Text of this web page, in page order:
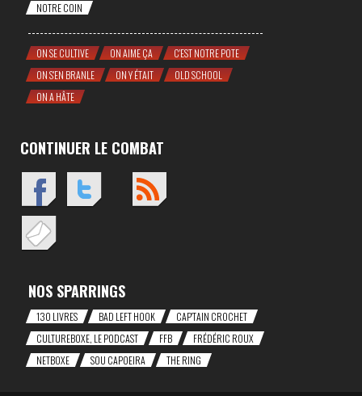
NOTRE COIN
ON SE CULTIVE ON AIME ÇA
C'EST NOTRE POTE
ON S'EN BRANLE
ON Y ÉTAIT
OLD SCHOOL
ON A HÂTE
CONTINUER LE COMBAT
NOS SPARRINGS
130 LIVRES BAD LEFT HOOK
CAP'TAIN CROCHET
CULTUREBOXE, LE PODCAST
FFB
FRÉDÉRIC ROUX
NETBOXE
SOU CAPOEIRA THE RING